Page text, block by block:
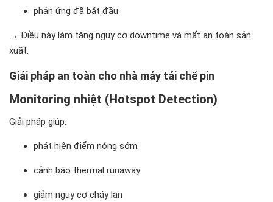
phản ứng đã bắt đầu
→ Điều này làm tăng nguy cơ downtime và mất an toàn sản
xuất.
Giải pháp an toàn cho nhà máy tái chế pin
Monitoring nhiệt (Hotspot Detection)
Giải pháp giúp:
phát hiện điểm nóng sớm
cảnh báo thermal runaway
giảm nguy cơ cháy lan